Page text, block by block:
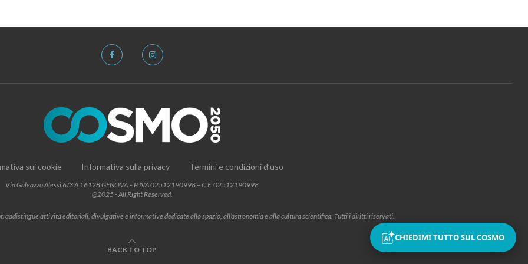
sui cookie Informativa sulla privacy Termini e condizioni d’uso
Via Galeazzo Alessi 6/3 A 16128 GENOVA – P.IVA 02512190998 – C.F. 02512190998
@2025 - All Right Reserved.
attività editoriali, divulgative e informative dedicate allo spazio, all’astronomia e alla cultura scientifica. Tutti i diritti riservati.
BACK TO TOP
CHIEDIMI TUTTO SUL COSMO